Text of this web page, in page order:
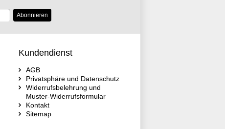
Abonnieren
Kundendienst
AGB
Privatsphäre und Datenschutz
Widerrufsbelehrung und
Muster-Widerrufsformular
Kontakt
Sitemap